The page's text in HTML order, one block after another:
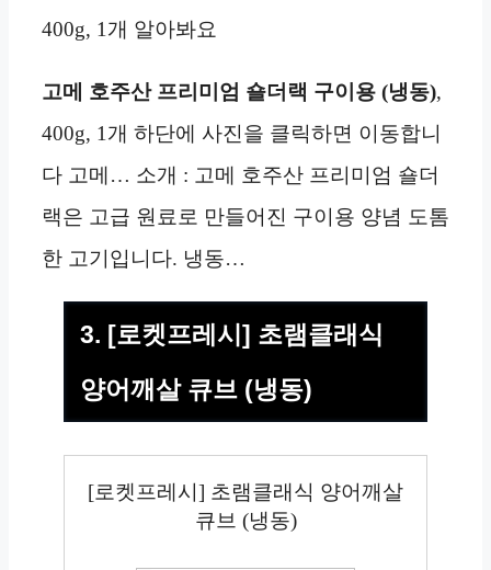
400g, 1개 알아봐요
고메 호주산 프리미엄 숄더랙 구이용 (냉동),
400g, 1개 하단에 사진을 클릭하면 이동합니
다 고메… 소개 : 고메 호주산 프리미엄 숄더
랙은 고급 원료로 만들어진 구이용 양념 도톰
한 고기입니다. 냉동…
3. [로켓프레시] 초램클래식
양어깨살 큐브 (냉동)
[로켓프레시] 초램클래식 양어깨살
큐브 (냉동)